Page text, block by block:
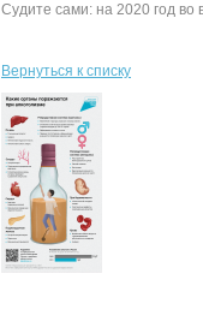
Судите сами: на 2020 год во
Вернуться к списку